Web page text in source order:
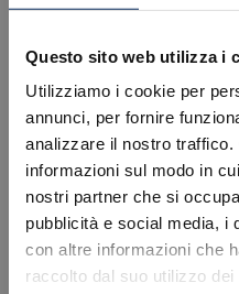
Questo sito web utilizza i
Utilizziamo i cookie per
annunci, per fornire
analizzare il nostro traffico.
informazioni sul modo in
nostri partner che si
pubblicità e social media, i
con altre informazioni che
raccolto dal suo utilizzo
Caricamento